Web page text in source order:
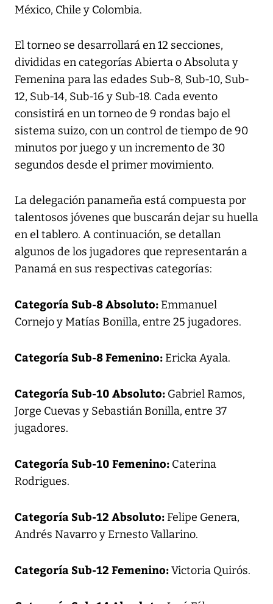
México, Chile y Colombia.
El torneo se desarrollará en 12 secciones,
divididas en categorías Abierta o Absoluta y
Femenina para las edades Sub-8, Sub-10, Sub-
12, Sub-14, Sub-16 y Sub-18. Cada evento
consistirá en un torneo de 9 rondas bajo el
sistema suizo, con un control de tiempo de 90
minutos por juego y un incremento de 30
segundos desde el primer movimiento.
La delegación panameña está compuesta por
talentosos jóvenes que buscarán dejar su huella
en el tablero. A continuación, se detallan
algunos de los jugadores que representarán a
Panamá en sus respectivas categorías:
Categoría Sub-8 Absoluto:Emmanuel
Cornejo y Matías Bonilla, entre 25 jugadores.
Categoría Sub-8 Femenino:Ericka Ayala.
Categoría Sub-10 Absoluto: Gabriel Ramos,
Jorge Cuevas y Sebastián Bonilla, entre 37
jugadores.
Categoría Sub-10 Femenino: Caterina
Rodrigues.
Categoría Sub-12 Absoluto:Felipe Genera,
Andrés Navarro y Ernesto Vallarino.
Categoría Sub-12 Femenino:Victoria Quirós.